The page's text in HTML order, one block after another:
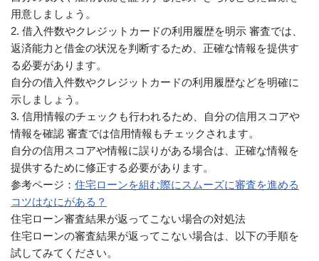
用意しましょう。
2. 借入件数やクレジットカードの利用履歴を明示 審査では、
返済能力と借金の状況を判断するため、正確な情報を提供す
る必要があります。
自分の借入件数やクレジットカードの利用履歴などを明確に
示しましょう。
3. 信用情報のチェックも行われるため、自分の信用スコアや
情報を確認 審査では信用情報もチェックされます。
自分の信用スコアや情報に誤りがある場合は、正確な情報を
提供するために修正する必要があります。
参考ページ： 住宅ローンを組む際にスムーズに審査を進める
コツはなにがある？
住宅ローン審査結果が返ってこない場合の対処法
住宅ローンの審査結果が返ってこない場合は、以下の手順を
試してみてください。